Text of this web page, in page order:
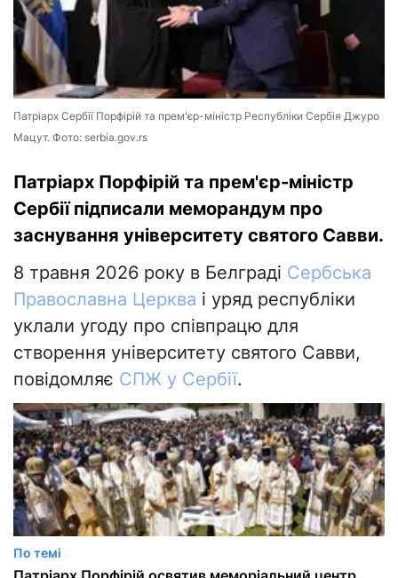
Патріарх Сербії Порфірій та прем'єр-міністр Республіки Сербія Джуро
Мацут. Фото: serbia.gov.rs
Патріарх Порфірій та прем'єр-міністр
Сербії підписали меморандум про
заснування університету святого Савви.
8 травня 2026 року в Белграді Сербська
Православна Церква і уряд республіки
уклали угоду про співпрацю для
створення університету святого Савви,
повідомляє СПЖ у Сербії.
По темі